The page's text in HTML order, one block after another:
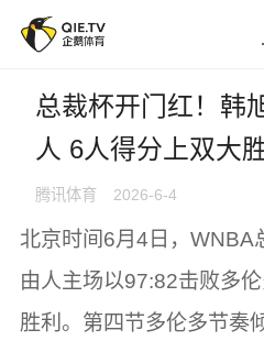
总裁杯开门红！韩旭4分2篮
总裁杯开门红！韩
人 6人得分上双大
腾讯体育 2026-6-4
北京时间6月4日，WNBA
由人主场以97:82击败多
胜利。第四节多伦多节奏